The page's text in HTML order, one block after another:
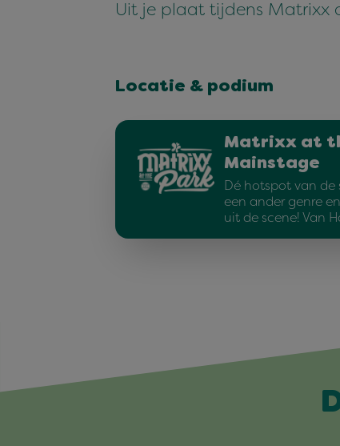
Uit je plaat tijdens Matrixx
Locatie & podium
Matrixx at
Mainstage
Dé hotspot van de
een ander genre
uit de scene! Van